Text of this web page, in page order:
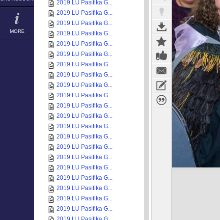
MORE
2019 LU Pasifika G...
2019 LU Pasifika G...
2019 LU Pasifika G...
2019 LU Pasifika G...
2019 LU Pasifika G...
2019 LU Pasifika G...
2019 LU Pasifika G...
2019 LU Pasifika G...
2019 LU Pasifika G...
2019 LU Pasifika G...
2019 LU Pasifika G...
2019 LU Pasifika G...
2019 LU Pasifika G...
2019 LU Pasifika G...
2019 LU Pasifika G...
2019 LU Pasifika G...
2019 LU Pasifika G...
2019 LU Pasifika G...
2019 LU Pasifika G...
2019 LU Pasifika G...
2019 LU Pasifika G...